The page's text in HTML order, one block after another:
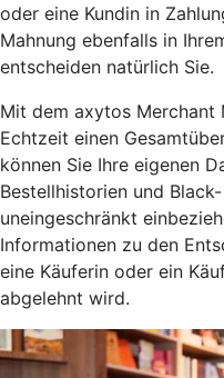
oder eine Kundin in
Mahnung ebenfalls in
entscheiden natürlich Sie.
Mit dem axytos Merchant
Echtzeit einen
können Sie Ihre eigenen
Bestellhistorien und
uneingeschränkt
Informationen zu den
eine Käuferin oder ein
abgelehnt wird.